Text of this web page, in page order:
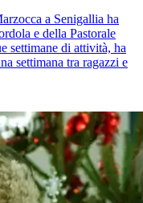
a Senigallia ha
e della Pastorale
settimane di attività, ha
settimana tra ragazzi e